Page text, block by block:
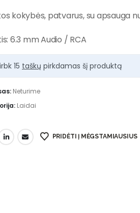
kokybės, patvarus, su apsauga
6.3 mm Audio / RCA
15 taškų pirkdamas šį produktą
Neturime
Laidai
PRIDĖTI Į MĖGSTAMIAUSIUS